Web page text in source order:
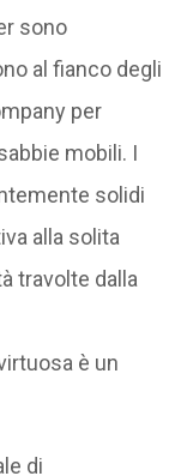
sono
al fianco degli
per
mobili. I
solidi
alla solita
travolte dalla
è un
di